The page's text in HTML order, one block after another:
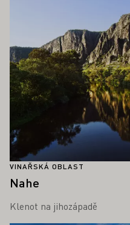
VINAŘSKÁ OBLAST
Nahe
Klenot na jihozápadě